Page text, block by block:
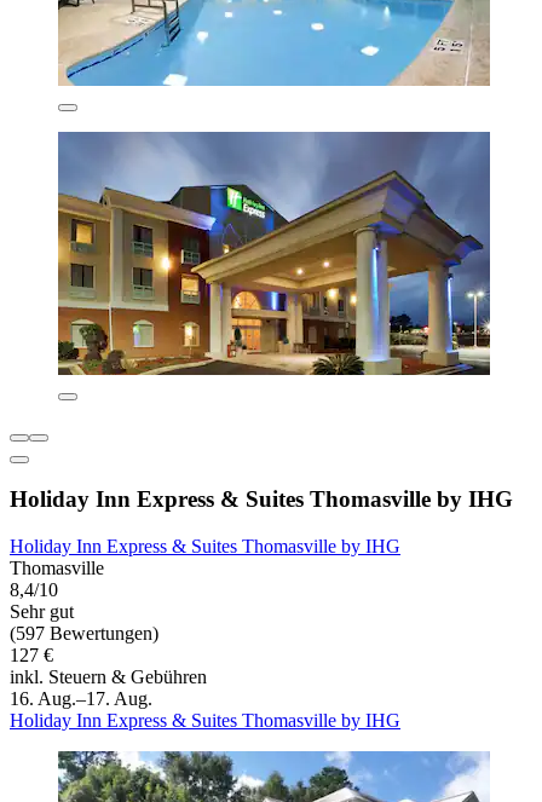
Holiday Inn Express & Suites Thomasville by IHG
Holiday Inn Express & Suites Thomasville by IHG
Thomasville
8,4/10
Sehr gut
(597 Bewertungen)
127 €
inkl. Steuern & Gebühren
16. Aug.–17. Aug.
Holiday Inn Express & Suites Thomasville by IHG